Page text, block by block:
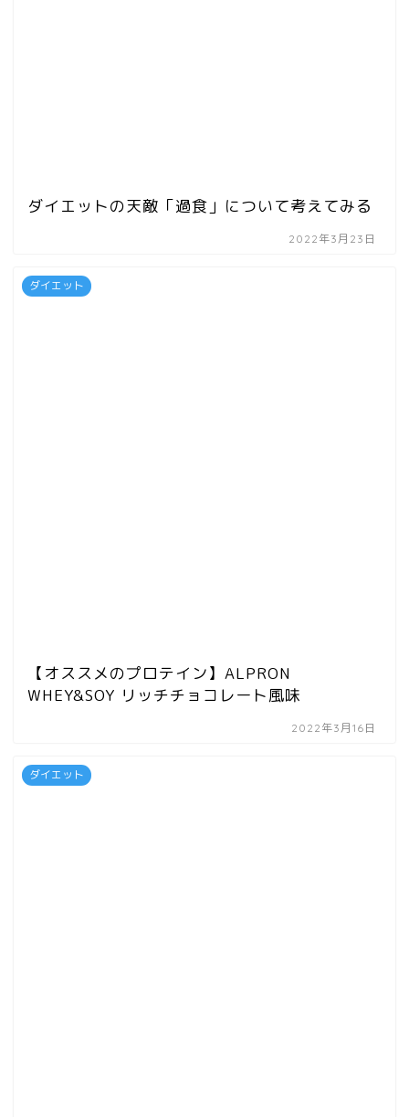
ダイエットの天敵「過食」について考えてみる
2022年3月23日
ダイエット
【オススメのプロテイン】ALPRON
WHEY&SOY リッチチョコレート風味
2022年3月16日
ダイエット